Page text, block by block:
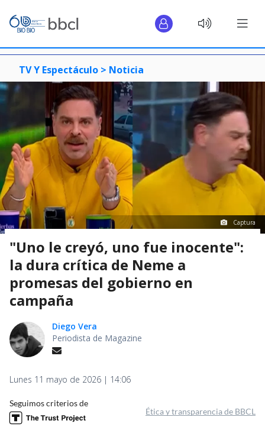
TV Y Espectáculo > Noticia
Captura
"Uno le creyó, uno fue inocente":
la dura crítica de Neme a
promesas del gobierno en
campaña
Diego Vera
Periodista de Magazine
Lunes 11 mayo de 2026 | 14:06
Seguimos criterios de
Ética y transparencia de BBCL